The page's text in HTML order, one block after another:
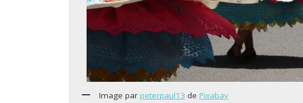
Image parpeterpaul13 dePixabay